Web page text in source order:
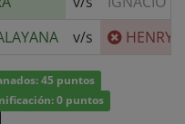
v/s HENRY
45 puntos
0 puntos